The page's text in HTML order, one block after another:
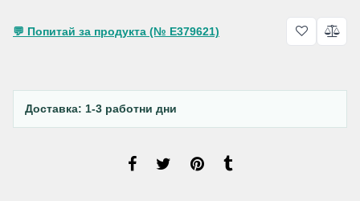
💬 Попитай за продукта (№ E379621)
Доставка: 1-3 работни дни